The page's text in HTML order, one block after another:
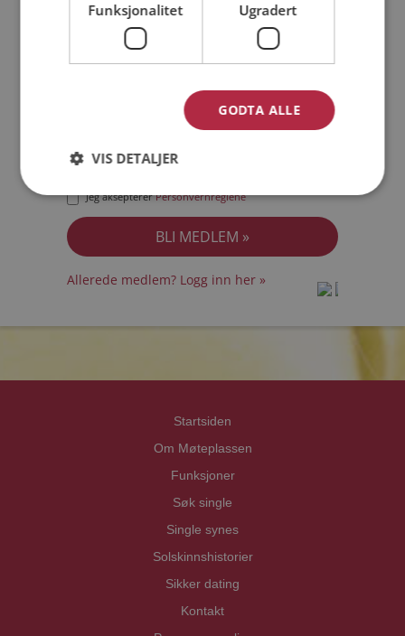
Jeg akseptererPersonvernreglene
Allerede medlem? Logg inn her »
Startsiden
Om Møteplassen
Funksjoner
Søk single
Single synes
Solskinnshistorier
Sikker dating
Kontakt
Funksjonalitet Ugradert
GODTA ALLE
VIS DETALJER